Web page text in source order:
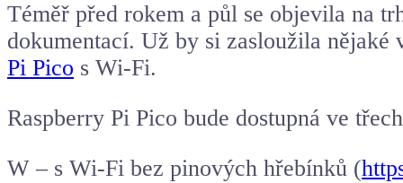
Téměř před rokem a půl se objevila na
dokumentací. Už by si zasloužila
Pi Pico s Wi-Fi.
Raspberry Pi Pico bude dostupná ve
W – s Wi-Fi bez pinových hřebínků (